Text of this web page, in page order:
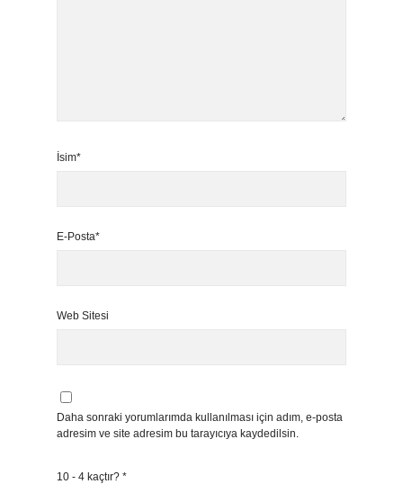
İsim*
E-Posta*
Web Sitesi
Daha sonraki yorumlarımda kullanılması için adım, e-posta
adresim ve site adresim bu tarayıcıya kaydedilsin.
10 - 4 kaçtır? *